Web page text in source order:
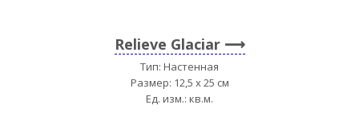
Relieve Glaciar
Тип: Настенная
Размер: 12,5 x 25 см
Ед. изм.: кв.м.